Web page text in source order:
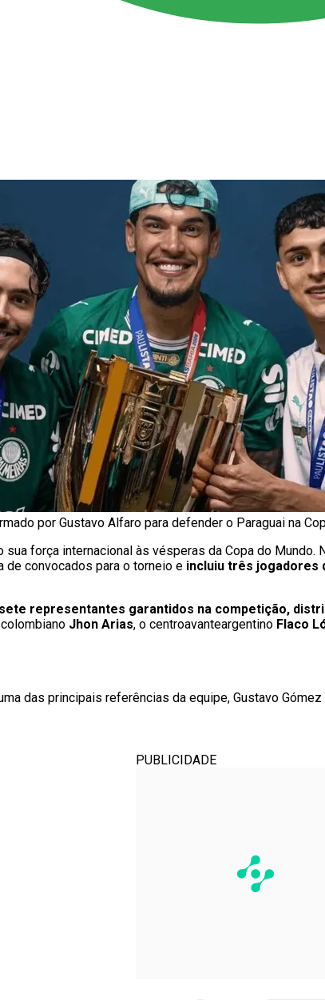
por Gustavo Alfaro para defender o Paraguai na
sua força internacional às vésperas da Copa do Mundo.
de convocados para o torneio e incluiu três jogadores
representantes garantidos na competição,
Jhon Arias, o centroavanteargentino Flaco
das principais referências da equipe, Gustavo
PUBLICIDADE